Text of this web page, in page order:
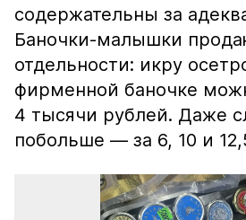
содержательны за
Баночки-малышки
отдельности: икру
фирменной баночке
4 тысячи рублей. Даже
побольше — за 6, 10 и